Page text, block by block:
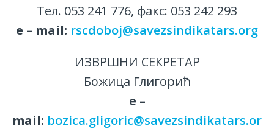
Тел. 053 241 776, факс: 053 242 293
е – mail: rscdoboj@savezsindikatars.org
ИЗВРШНИ СЕКРЕТАР
Божица Глигорић
е –
mail: bozica.gligoric@savezsindikatars.or